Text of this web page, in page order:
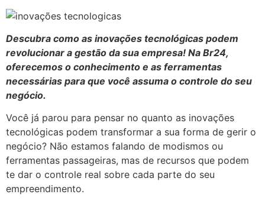
Descubra como as inovações tecnológicas podem
revolucionar a gestão da sua empresa! Na Br24,
oferecemos o conhecimento e as ferramentas
necessárias para que você assuma o controle do seu
negócio.
Você já parou para pensar no quanto as inovações
tecnológicas podem transformar a sua forma de gerir o
negócio? Não estamos falando de modismos ou
ferramentas passageiras, mas de recursos que podem
te dar o controle real sobre cada parte do seu
empreendimento.